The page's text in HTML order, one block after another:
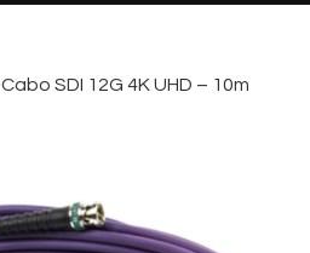
Cabo SDI 12G 4K UHD – 10m